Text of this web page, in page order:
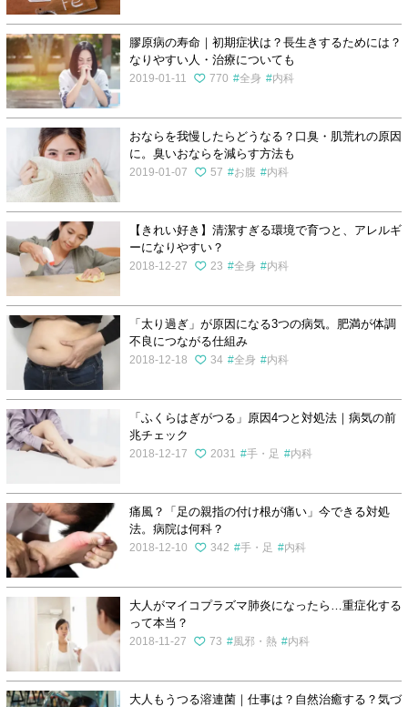
膠原病の寿命｜初期症状は？長生きするためには？
なりやすい人・治療についても
2019-01-11 770 全身 内科
おならを我慢したらどうなる？口臭・肌荒れの原因
に。臭いおならを減らす方法も
2019-01-07 57 お腹 内科
【きれい好き】清潔すぎる環境で育つと、アレルギ
ーになりやすい？
2018-12-27 23 全身 内科
「太り過ぎ」が原因になる3つの病気。肥満が体調
不良につながる仕組み
2018-12-18 34 全身 内科
「ふくらはぎがつる」原因4つと対処法｜病気の前
兆チェック
2018-12-17 2031 手・足 内科
痛風？「足の親指の付け根が痛い」今できる対処
法。病院は何科？
2018-12-10 342 手・足 内科
大人がマイコプラズマ肺炎になったら…重症化する
って本当？
2018-11-27 73 風邪・熱 内科
大人もうつる溶連菌｜仕事は？自然治癒する？気づ